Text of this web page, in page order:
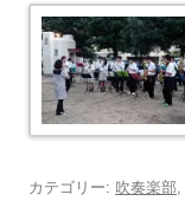
カテゴリー: 吹奏楽部,